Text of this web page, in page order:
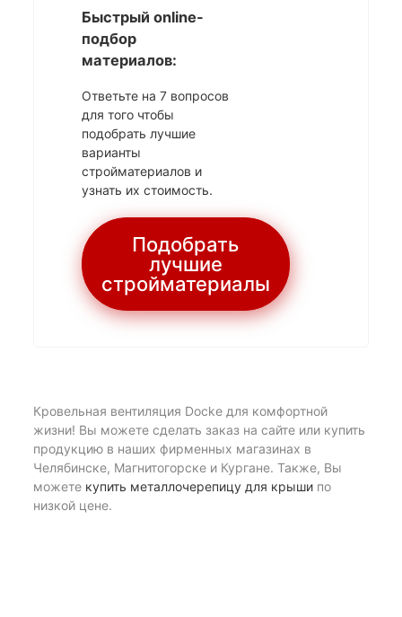
Быстрый online-
подбор
материалов:
Ответьте на 7 вопросов
для того чтобы
подобрать лучшие
варианты
стройматериалов и
узнать их стоимость.
Подобрать
лучшие
стройматериалы
Кровельная вентиляция Docke для комфортной
жизни! Вы можете сделать заказ на сайте или купить
продукцию в наших фирменных магазинах в
Челябинске, Магнитогорске и Кургане. Также, Вы
можете купить металлочерепицу для крыши по
низкой цене.